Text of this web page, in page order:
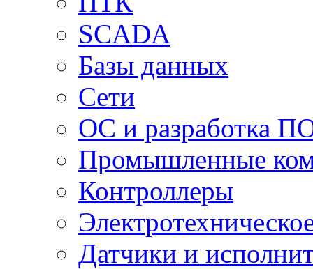
SCADA
Базы данных
Сети
ОС и разработка
Промышленные
Контроллеры
Датчики и